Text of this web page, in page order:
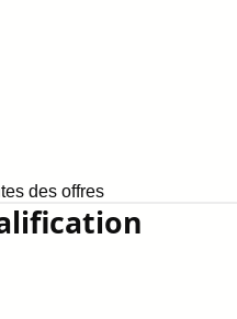
des offres